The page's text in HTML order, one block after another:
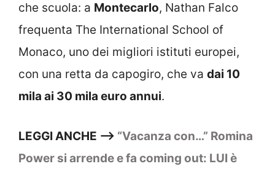
che scuola: a Montecarlo, Nathan Falco
frequenta The International School of
Monaco, uno dei migliori istituti europei,
con una retta da capogiro, che va dai 10
mila ai 30 mila euro annui.
LEGGI ANCHE –> “Vacanza con…” Romina
Power si arrende e fa coming out: LUI è